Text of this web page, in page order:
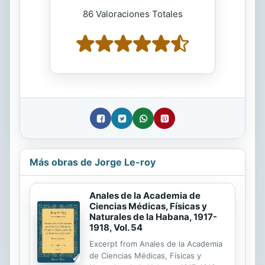
86 Valoraciones Totales
Más obras de Jorge Le-roy
Anales de la Academia de
Ciencias Médicas, Físicas y
Naturales de la Habana, 1917-
1918, Vol. 54
Excerpt from Anales de la Academia
de Ciencias Médicas, Físicas y